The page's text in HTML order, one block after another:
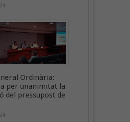
Ordinària:
per unanimitat la
del pressupost de